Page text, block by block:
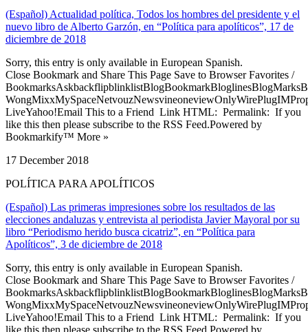
(Español) Actualidad política, Todos los hombres del presidente y el
nuevo libro de Alberto Garzón, en “Política para apolíticos”, 17 de
diciembre de 2018
Sorry, this entry is only available in European Spanish.
Close Bookmark and Share This Page Save to Browser Favorites /
LiveYahoo!Email This to a Friend Link HTML: Permalink: If you
like this then please subscribe to the RSS Feed.Powered by
Bookmarkify™ More »
17 December 2018
POLÍTICA PARA APOLÍTICOS
(Español) Las primeras impresiones sobre los resultados de las
elecciones andaluzas y entrevista al periodista Javier Mayoral por su
libro “Periodismo herido busca cicatriz”, en “Política para
Apolíticos”, 3 de diciembre de 2018
Sorry, this entry is only available in European Spanish.
Close Bookmark and Share This Page Save to Browser Favorites /
LiveYahoo!Email This to a Friend Link HTML: Permalink: If you
like this then please subscribe to the RSS Feed.Powered by